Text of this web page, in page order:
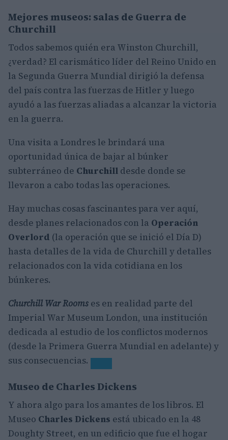
Mejores museos: salas de Guerra de
Churchill
Todos sabemos quién era Winston Churchill,
¿verdad? El carismático líder del Reino Unido en
la Segunda Guerra Mundial dirigió la defensa
del país contra las fuerzas de Hitler y luego
ayudó a las fuerzas aliadas a alcanzar la victoria
en la guerra.
Una visita a Londres le brindará una
oportunidad única de bajar al búnker
subterráneo de Churchill desde donde se
llevaron a cabo todas las operaciones.
Hay muchas cosas fascinantes para ver aquí,
desde planes relacionados con la Operación
Overlord (la operación que se inició el Día D)
hasta detalles de la vida de Churchill y detalles
relacionados con la vida cotidiana en los
búnkeres.
Churchill War Rooms es en realidad parte del
Imperial War Museum London, una institución
dedicada al estudio de los conflictos modernos
(desde la Primera Guerra Mundial en adelante) y
sus consecuencias.
Museo de Charles Dickens
Y ahora algo para los amantes de los libros. El
Museo Charles Dickens está ubicado en la 48
Doughty Street, en un edificio que fue el hogar